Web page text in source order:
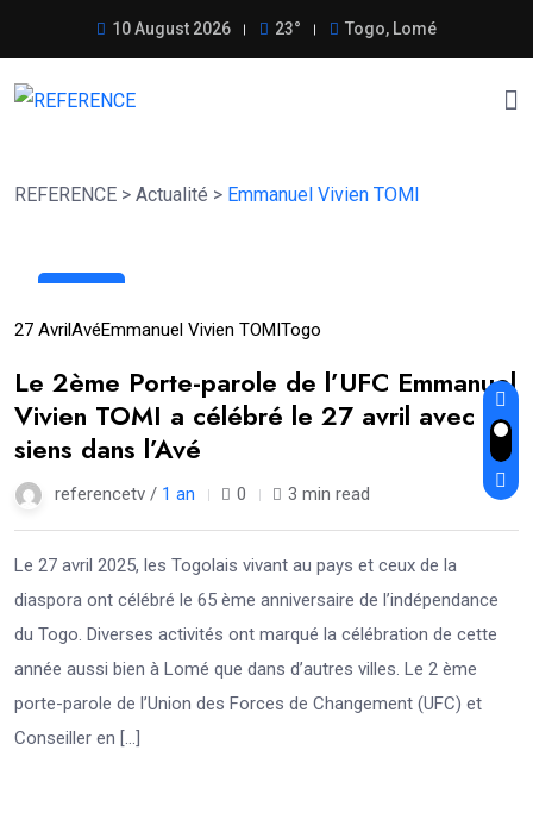
10 August 2026 23° Togo, Lomé
REFERENCE > Actualité > Emmanuel Vivien TOMI
Avr
27 AvrilAvéEmmanuel Vivien TOMITogo
Le 2ème Porte-parole de l’UFC Emmanuel
Vivien TOMI a célébré le 27 avril avec les
siens dans l’Avé
referencetv / 1 an 0 3 min read
Le 27 avril 2025, les Togolais vivant au pays et ceux de la
diaspora ont célébré le 65 ème anniversaire de l’indépendance
du Togo. Diverses activités ont marqué la célébration de cette
année aussi bien à Lomé que dans d’autres villes. Le 2 ème
porte-parole de l’Union des Forces de Changement (UFC) et
Conseiller en […]